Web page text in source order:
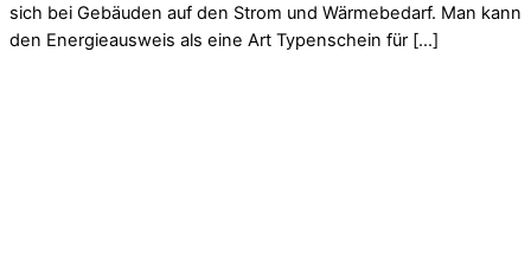
sich bei Gebäuden auf den Strom und Wärmebedarf. Man kann
den Energieausweis als eine Art Typenschein für […]